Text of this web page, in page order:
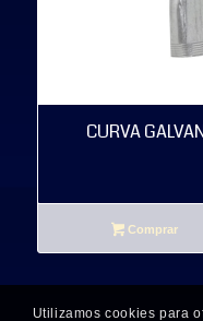
CURVA
Comprar
Utilizamos cookies para